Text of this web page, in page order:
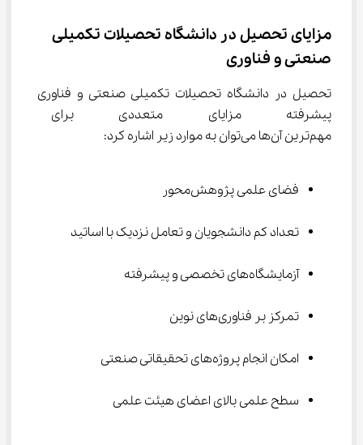
مزایای تحصیل در دانشگاه تحصیلات تکمیلی
صنعتی و فناوری
تحصیل در دانشگاه تحصیلات تکمیلی صنعتی و فناوری
پیشرفته مزایای متعددی برای
مهم‌ترین آن‌ها می‌توان به موارد زیر اشاره کرد:
فضای علمی پژوهش‌محور
تعداد کم دانشجویان و تعامل نزدیک با اساتید
آزمایشگاه‌های تخصصی و پیشرفته
تمرکز بر فناوری‌های نوین
امکان انجام پروژه‌های تحقیقاتی صنعتی
سطح علمی بالای اعضای هیئت علمی